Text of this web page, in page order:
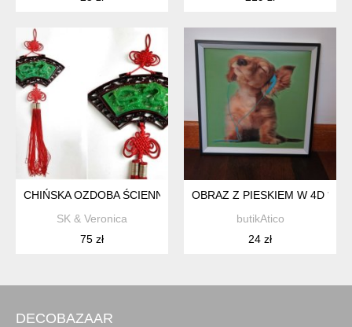
CHIŃSKA OZDOBA ŚCIENNA
SK & Veronica
75 zł
OBRAZ Z PIESKIEM W 4D *16
butikAtico
24 zł
DECOBAZAAR